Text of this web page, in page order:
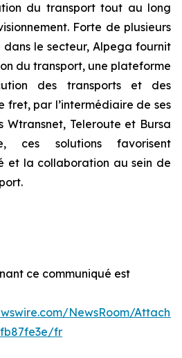
du transport tout au long
Forte de plusieurs
dans le secteur, Alpega fournit
du transport, une plateforme
des transports et des
fret, par l’intermédiaire de ses
Wtransnet, Teleroute et Bursa
ces solutions favorisent
et la collaboration au sein de
ce communiqué est
NewsRoom/
fr